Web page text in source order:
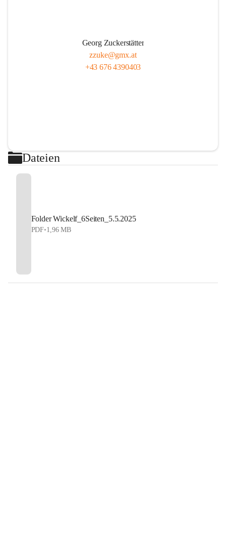
Georg Zuckerstätter
zzuke@gmx.at
+43 676 4390403
Dateien
Folder Wickelf_6Seiten_5.5.2025
PDF•1,96 MB